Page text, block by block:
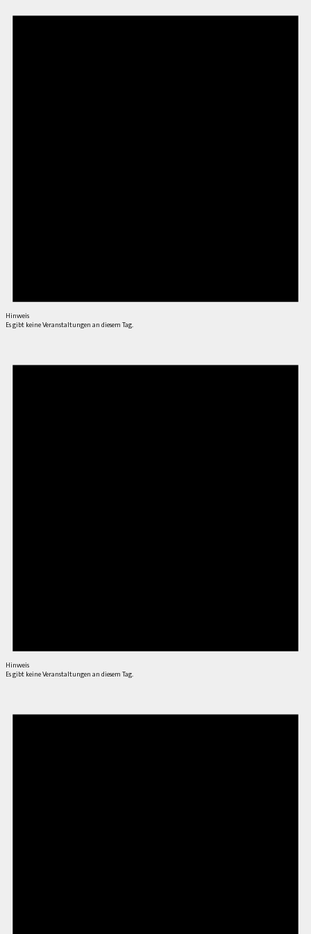
Hinweis
Es gibt keine Veranstaltungen an diesem Tag.
Hinweis
Es gibt keine Veranstaltungen an diesem Tag.